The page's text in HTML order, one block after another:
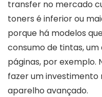
transfer no mercado
toners é inferior ou
porque há modelos
consumo de tintas,
páginas, por exemplo.
fazer um
aparelho avançado.